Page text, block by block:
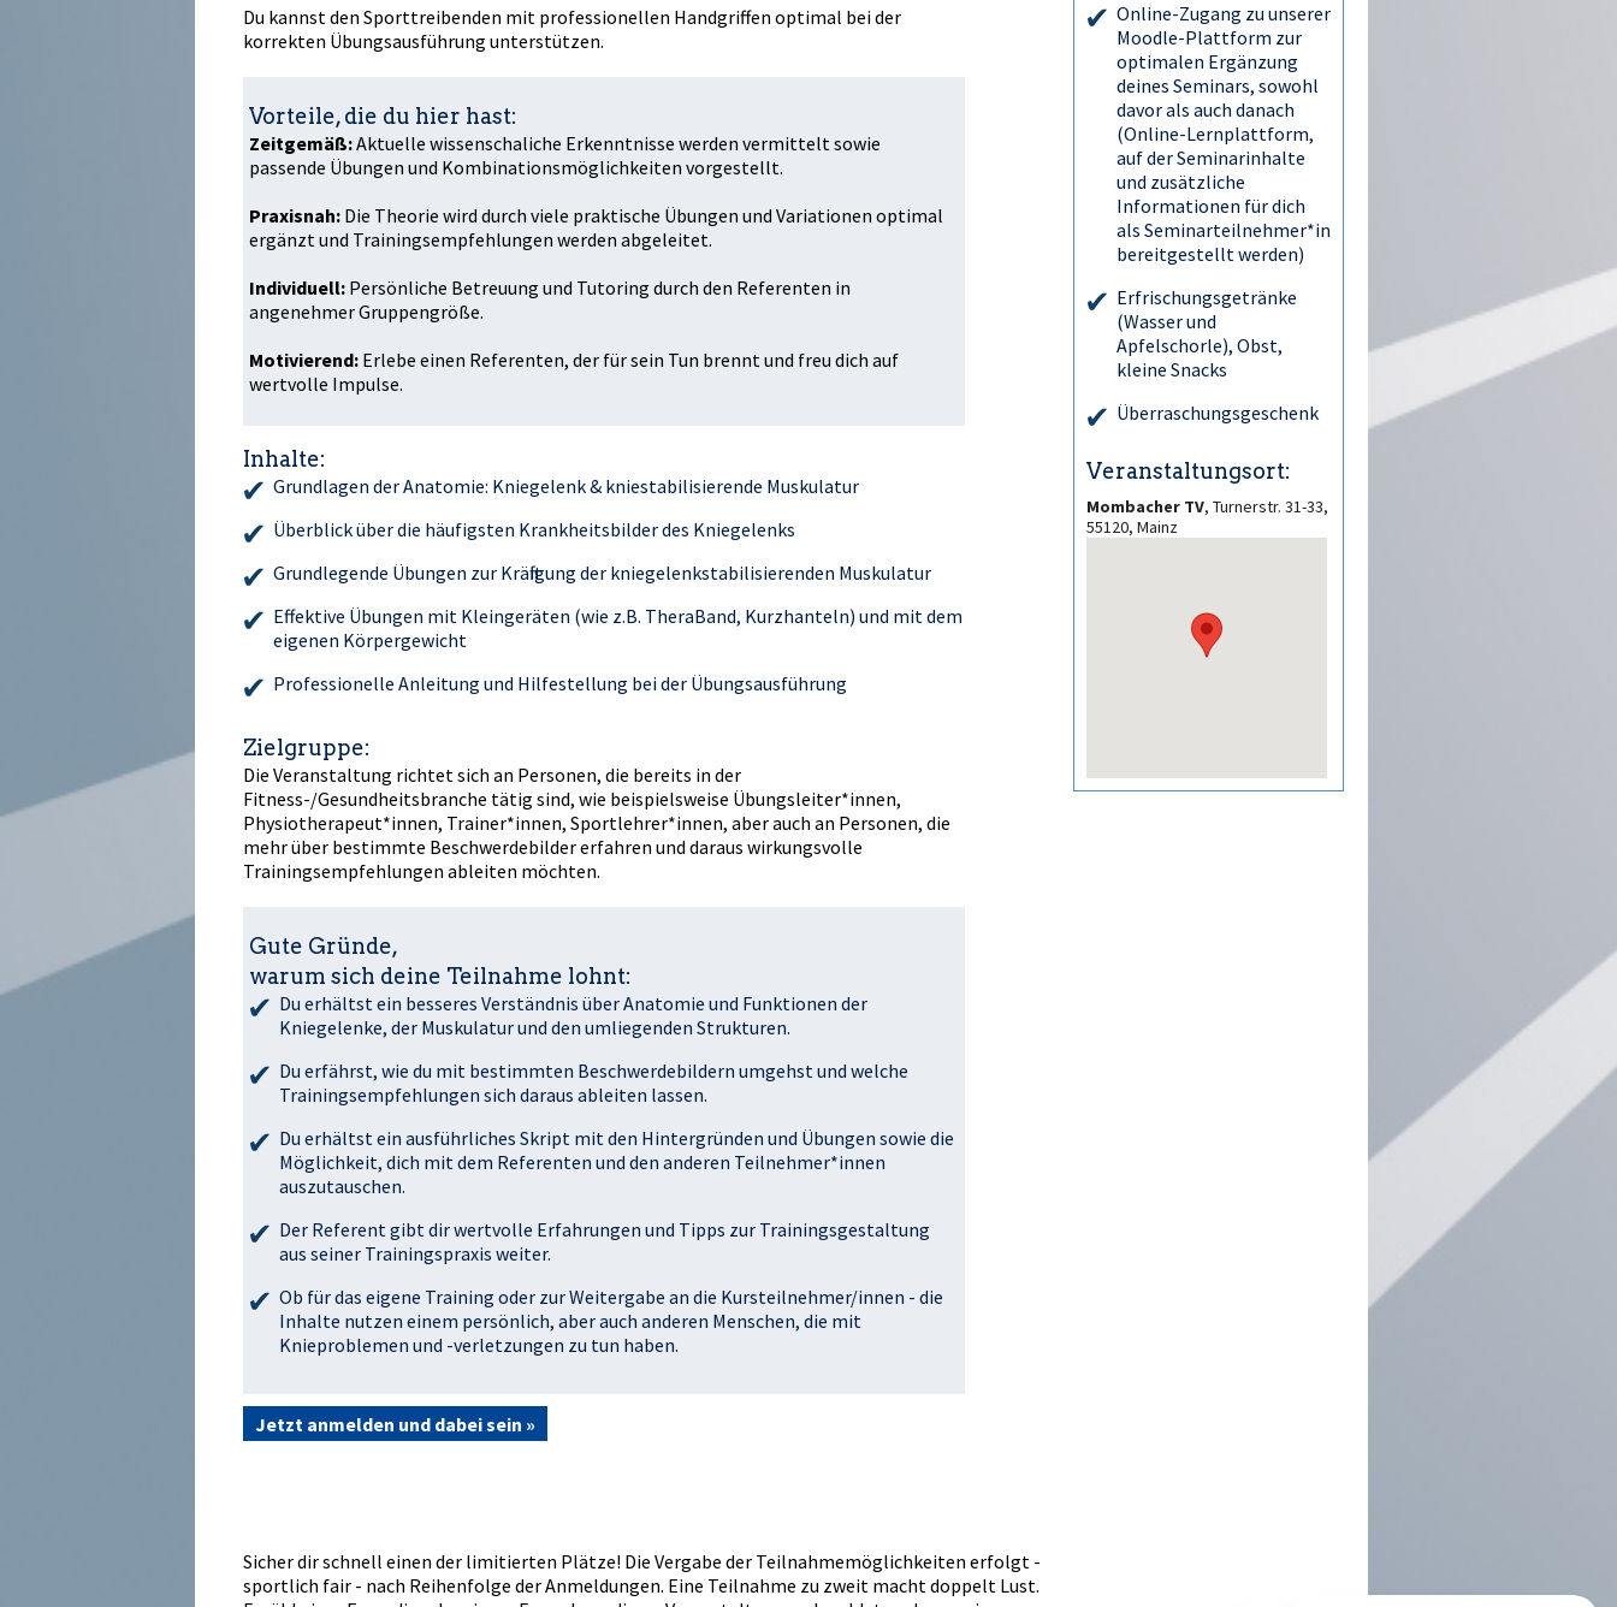
Du kannst den Sporttreibenden mit professionellen Handgriffen optimal bei der
korrekten Übungsausführung unterstützen.
Vorteile, die du hier hast:
Zeitgemäß:Aktuelle wissenschaftliche Erkenntnisse werden vermittelt sowie
passende Übungen und Kombinationsmöglichkeiten vorgestellt.
Praxisnah: Die Theorie wird durch viele praktische Übungen und Variationen optimal
ergänzt und Trainingsempfehlungen werden abgeleitet.
Individuell: Persönliche Betreuung und Tutoring durch den Referenten in
angenehmer Gruppengröße.
Motivierend: Erlebe einen Referenten, der für sein Tun brennt und freu dich auf
wertvolle Impulse.
Inhalte:
Grundlagen der Anatomie: Kniegelenk & kniestabilisierende Muskulatur
Überblick über die häufigsten Krankheitsbilder des Kniegelenks
Grundlegende Übungen zur Kräftigung der kniegelenkstabilisierenden Muskulatur
Effektive Übungen mit Kleingeräten (wie z.B. TheraBand, Kurzhanteln) und mit dem
eigenen Körpergewicht
Professionelle Anleitung und Hilfestellung bei der Übungsausführung
Zielgruppe:
Die Veranstaltung richtet sich an Personen, die bereits in der
Fitness-/Gesundheitsbranche tätig sind, wie beispielsweise Übungsleiter*innen,
Physiotherapeut*innen, Trainer*innen, Sportlehrer*innen, aber auch an Personen, die
mehr über bestimmte Beschwerdebilder erfahren und daraus wirkungsvolle
Trainingsempfehlungen ableiten möchten.
Gute Gründe,
warum sich deine Teilnahme lohnt:
Du erhältst ein besseres Verständnis über Anatomie und Funktionen der
Kniegelenke, der Muskulatur und den umliegenden Strukturen.
Du erfährst, wie du mit bestimmten Beschwerdebildern umgehst und welche
Trainingsempfehlungen sich daraus ableiten lassen.
Du erhältst ein ausführliches Skript mit den Hintergründen und Übungen sowie die
Möglichkeit, dich mit dem Referenten und den anderen Teilnehmer*innen
auszutauschen.
Der Referent gibt dir wertvolle Erfahrungen und Tipps zur Trainingsgestaltung
aus seiner Trainingspraxis weiter.
Ob für das eigene Training oder zur Weitergabe an die Kursteilnehmer/innen - die
Inhalte nutzen einem persönlich, aber auch anderen Menschen, die mit
Knieproblemen und -verletzungen zu tun haben.
Jetzt anmelden und dabei sein »
Sicher dir schnell einen der limitierten Plätze! Die Vergabe der Teilnahmemöglichkeiten erfolgt -
sportlich fair - nach Reihenfolge der Anmeldungen. Eine Teilnahme zu zweit macht doppelt Lust.
Online-Zugang zu unserer
Moodle-Plattform zur
optimalen Ergänzung
deines Seminars, sowohl
davor als auch danach
(Online-Lernplattform,
auf der Seminarinhalte
und zusätzliche
Informationen für dich
als Seminarteilnehmer*in
bereitgestellt werden)
Erfrischungsgetränke
(Wasser und
Apfelschorle), Obst,
kleine Snacks
Überraschungsgeschenk
Veranstaltungsort:
Mombacher TV, Turnerstr. 31-33,
55120, Mainz